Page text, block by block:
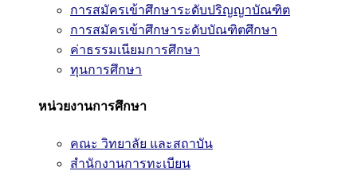
การสมัครเข้าศึกษาระดับปริญญาบัณฑิต
การสมัครเข้าศึกษาระดับบัณฑิตศึกษา
ค่าธรรมเนียมการศึกษา
ทุนการศึกษา
หน่วยงานการศึกษา
คณะ วิทยาลัย และสถาบัน
สำนักงานการทะเบียน